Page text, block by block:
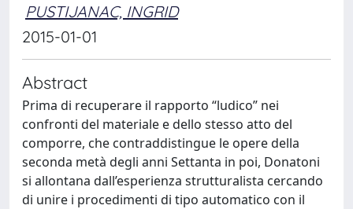
PUSTIJANAC, INGRID
2015-01-01
Abstract
Prima di recuperare il rapporto “ludico” nei
confronti del materiale e dello stesso atto del
comporre, che contraddistingue le opere della
seconda metà degli anni Settanta in poi, Donatoni
si allontana dall’esperienza strutturalista cercando
di unire i procedimenti di tipo automatico con il